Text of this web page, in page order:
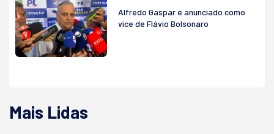
Alfredo Gaspar é anunciado como
vice de Flávio Bolsonaro
Mais Lidas